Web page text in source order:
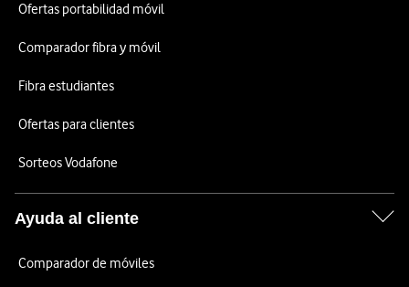
Ofertas portabilidad móvil
Comparador fibra y móvil
Fibra estudiantes
Ofertas para clientes
Sorteos Vodafone
Ayuda al cliente
Comparador de móviles